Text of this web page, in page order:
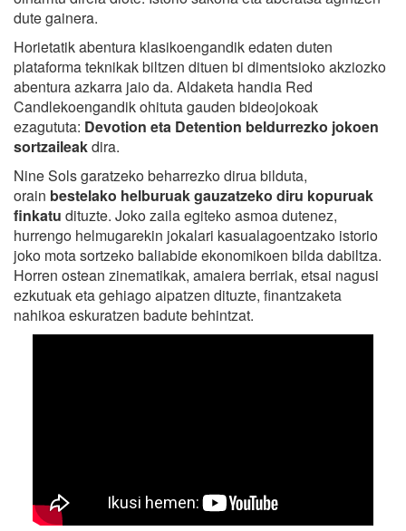
dute gainera.
Horietatik abentura klasikoengandik edaten duten
plataforma teknikak biltzen dituen bi dimentsioko akziozko
abentura azkarra jaio da. Aldaketa handia Red
Candlekoengandik ohituta gauden bideojokoak
ezagututa: Devotion eta Detention beldurrezko jokoen
sortzaileakdira.
Nine Sols garatzeko beharrezko dirua bilduta,
orain bestelako helburuak gauzatzeko diru kopuruak
finkatu dituzte. Joko zaila egiteko asmoa dutenez,
hurrengo helmugarekin jokalari kasualagoentzako istorio
joko mota sortzeko baliabide ekonomikoen bilda dabiltza.
Horren ostean zinematikak, amaiera berriak, etsai nagusi
ezkutuak eta gehiago aipatzen dituzte, finantzaketa
nahikoa eskuratzen badute behintzat.